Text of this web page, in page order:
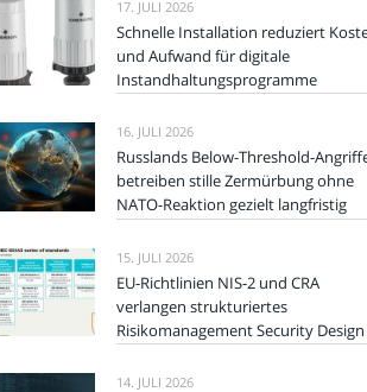
17. JULI 2026
Schnelle Installation reduziert
und Aufwand für digitale
Instandhaltungsprogramme
16. JULI 2026
Russlands Below-Threshold-
betreiben stille Zermürbung ohne
NATO-Reaktion gezielt langfristig
15. JULI 2026
EU-Richtlinien NIS-2 und CRA
verlangen strukturiertes
Risikomanagement Security Design
14. JULI 2026